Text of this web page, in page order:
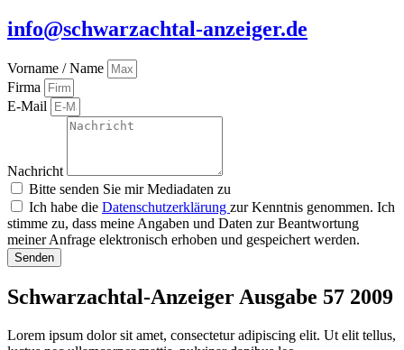
info@schwarzachtal-anzeiger.de
Vorname / Name
Firma
E-Mail
Nachricht
Bitte senden Sie mir Mediadaten zu
Ich habe die Datenschutzerklärung zur Kenntnis genommen. Ich
stimme zu, dass meine Angaben und Daten zur Beantwortung
meiner Anfrage elektronisch erhoben und gespeichert werden.
Senden
Schwarzachtal-Anzeiger Ausgabe 57 2009
Lorem ipsum dolor sit amet, consectetur adipiscing elit. Ut elit tellus,